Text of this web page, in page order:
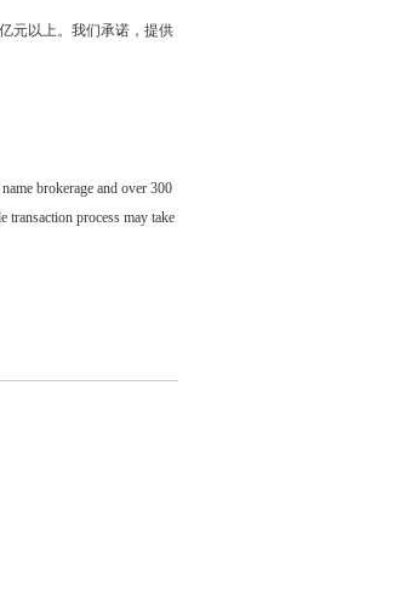
元以上。我们承诺，提供
brokerage and over 300
process may take